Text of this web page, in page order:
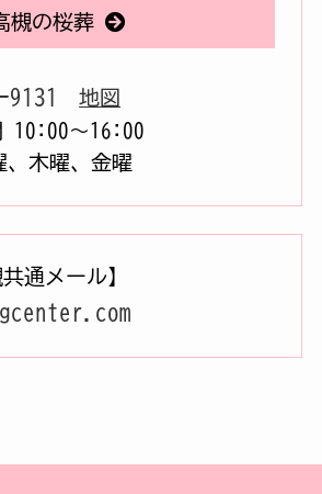
槻の桜葬
地図
10:00〜16:00
、木曜、金曜
通メール】